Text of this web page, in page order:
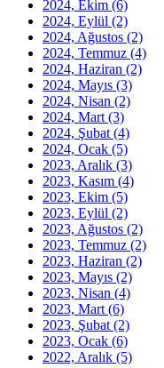
2024, Ekim (6)
2024, Eylül (2)
2024, Ağustos (2)
2024, Temmuz (4)
2024, Haziran (2)
2024, Mayıs (3)
2024, Nisan (2)
2024, Mart (3)
2024, Şubat (4)
2024, Ocak (5)
2023, Aralık (3)
2023, Kasım (4)
2023, Ekim (5)
2023, Eylül (2)
2023, Ağustos (2)
2023, Temmuz (2)
2023, Haziran (2)
2023, Mayıs (2)
2023, Nisan (4)
2023, Mart (6)
2023, Şubat (2)
2023, Ocak (6)
2022, Aralık (5)